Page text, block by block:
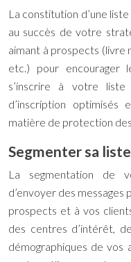
La constitution d’une
au succès de votre
aimant à prospects (livre
etc.) pour
s’inscrire à votre liste
d’inscription
matière de protection
Segmenter sa liste
La segmentation de
d’envoyer des
prospects et à vos
des centres d’intérêt,
démographiques de vos